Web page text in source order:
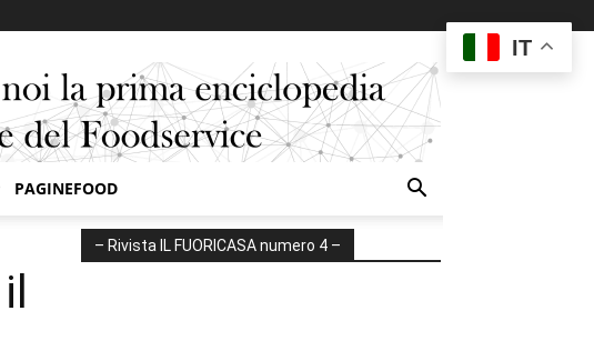
PAGINEFOOD
– Rivista IL FUORICASA numero 4 –
IT